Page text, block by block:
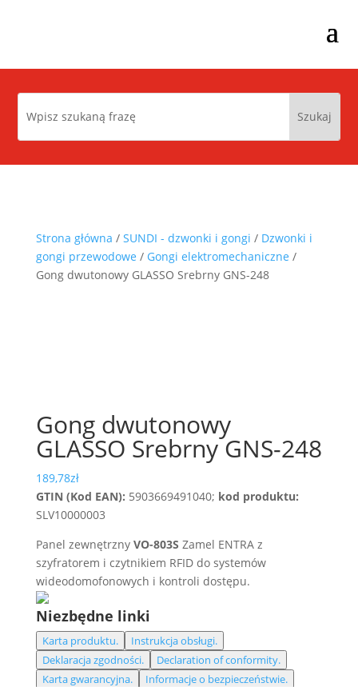
Strona główna / SUNDI - dzwonki i gongi / Dzwonki i
gongi przewodowe / Gongi elektromechaniczne /
Gong dwutonowy GLASSO Srebrny GNS-248
Gong dwutonowy
GLASSO Srebrny GNS-248
189,78zł
GTIN (Kod EAN): 5903669491040; kod produktu:
SLV10000003
Panel zewnętrzny VO-803S Zamel ENTRA z
szyfratorem i czytnikiem RFID do systemów
wideodomofonowych i kontroli dostępu.
Niezbędne linki
Karta produktu.
Instrukcja obsługi.
Deklaracja zgodności.
Declaration of conformity.
Karta gwarancyjna.
Informacje o bezpieczeństwie.